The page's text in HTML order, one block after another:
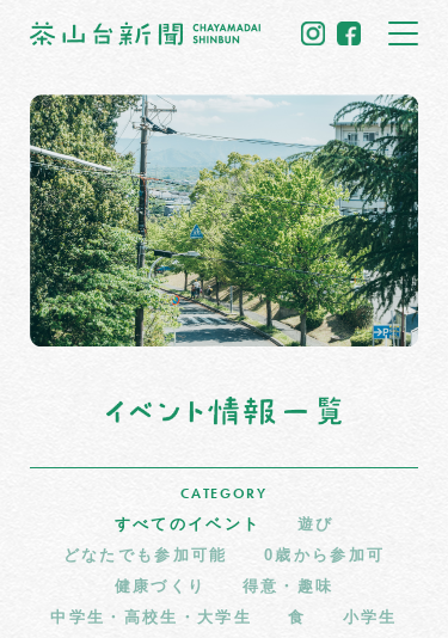
トップ
住民だより
イベント情報
募集掲示板
CATEGORY
すべてのイベント
遊び
どなたでも参加可能
0歳から参加可
健康づくり
得意・趣味
中学生・高校生・大学生
食
小学生